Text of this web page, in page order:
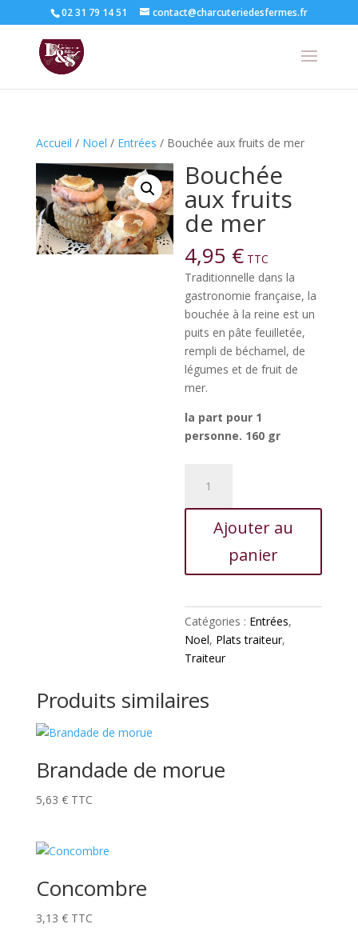
02 31 79 14 51 contact@charcuteriedesfermes.fr
Accueil / Noel / Entrées / Bouchée aux fruits de mer
Bouchée
aux fruits
de mer
4,95 € TTC
Traditionnelle dans la
gastronomie française, la
bouchée à la reine est un
puits en pâte feuilletée,
rempli de béchamel, de
légumes et de fruit de
mer.
la part pour 1
personne. 160 gr
Bouchée
Ajouter au
panier
Catégories : Entrées,
Noel, Plats traiteur,
Traiteur
Produits similaires
Brandade de morue
5,63 € TTC
Concombre
3,13 € TTC